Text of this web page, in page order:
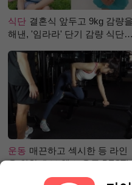
식단 결혼식 앞두고 9kg 감량을
해낸, '임라라' 단기 감량 식단
운동 매끈하고 섹시한 등 라인
을 위한 초보 헬스 운동 BEST!